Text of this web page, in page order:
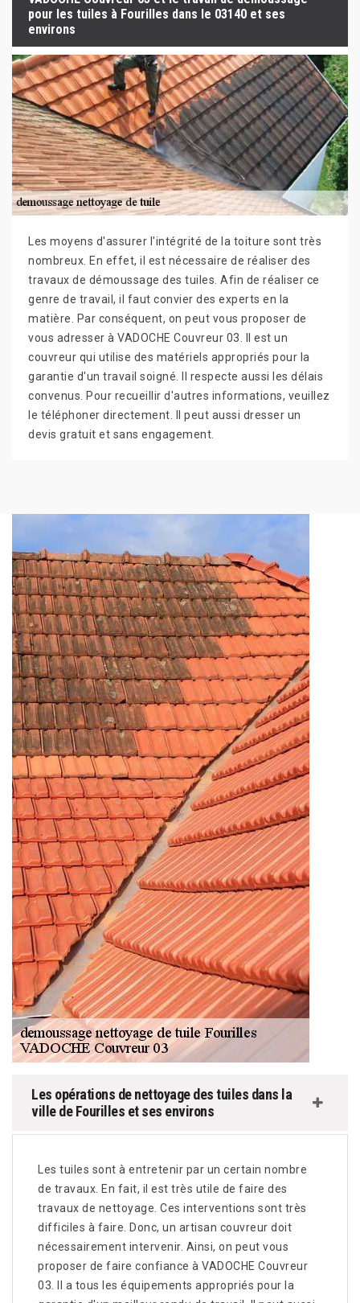
pour les tuiles à Fourilles dans le 03140 et ses
environs
Les moyens d'assurer l'intégrité de la toiture sont très
nombreux. En effet, il est nécessaire de réaliser des
travaux de démoussage des tuiles. Afin de réaliser ce
genre de travail, il faut convier des experts en la
matière. Par conséquent, on peut vous proposer de
vous adresser à VADOCHE Couvreur 03. Il est un
couvreur qui utilise des matériels appropriés pour la
garantie d'un travail soigné. Il respecte aussi les délais
convenus. Pour recueillir d'autres informations, veuillez
le téléphoner directement. Il peut aussi dresser un
devis gratuit et sans engagement.
Les opérations de nettoyage des tuiles dans la
ville de Fourilles et ses environs
Les tuiles sont à entretenir par un certain nombre
de travaux. En fait, il est très utile de faire des
travaux de nettoyage. Ces interventions sont très
difficiles à faire. Donc, un artisan couvreur doit
nécessairement intervenir. Ainsi, on peut vous
proposer de faire confiance à VADOCHE Couvreur
03. Il a tous les équipements appropriés pour la